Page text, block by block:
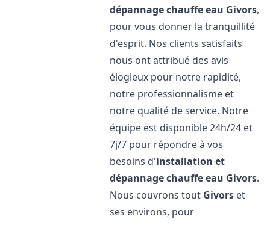
dépannage chauffe eau Givors,
pour vous donner la tranquillité
d'esprit. Nos clients satisfaits
nous ont attribué des avis
élogieux pour notre rapidité,
notre professionnalisme et
notre qualité de service. Notre
équipe est disponible 24h/24 et
7j/7 pour répondre à vos
besoins d'installation et
dépannage chauffe eau Givors.
Nous couvrons tout Givors et
ses environs, pour